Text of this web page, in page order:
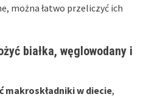
można łatwo przeliczyć ich
białka, węglowodany i
makroskładniki w diecie,